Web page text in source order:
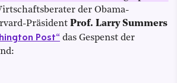
der Obama-
Präsident Prof. Larry Summers
Post“ das Gespenst der